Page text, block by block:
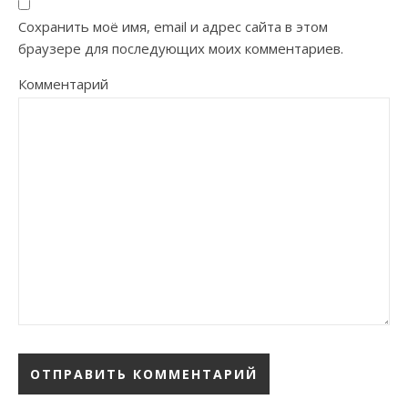
Сохранить моё имя, email и адрес сайта в этом
браузере для последующих моих комментариев.
Комментарий